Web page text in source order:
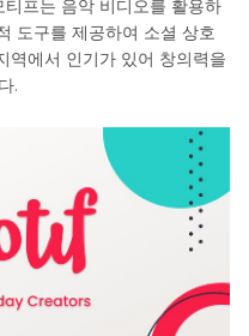
프는 음악 비디오를 활용하
도구를 제공하여 소셜 상호
역에서 인기가 있어 창의력을
.